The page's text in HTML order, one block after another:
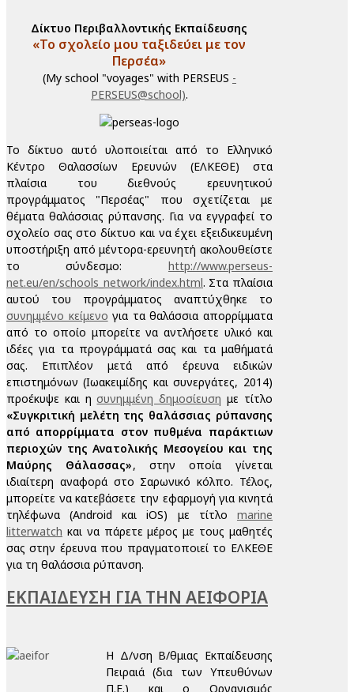
Δίκτυο Περιβαλλοντικής Εκπαίδευσης
«Το σχολείο μου ταξιδεύει με τον
Περσέα»
(My school "voyages" with PERSEUS -
PERSEUS@school).
Το δίκτυο αυτό υλοποιείται από το Ελληνικό
Κέντρο Θαλασσίων Ερευνών (ΕΛΚΕΘΕ) στα
πλαίσια του διεθνούς ερευνητικού
προγράμματος "Περσέας" που σχετίζεται με
θέματα θαλάσσιας ρύπανσης. Για να εγγραφεί το
σχολείο σας στο δίκτυο και να έχει εξειδικευμένη
υποστήριξη από μέντορα-ερευνητή ακολουθείστε
το σύνδεσμο: http://www.perseus-
net.eu/en/schools_network/index.html. Στα πλαίσια
αυτού του προγράμματος αναπτύχθηκε το
συνημμένο κείμενο για τα θαλάσσια απορρίμματα
από το οποίο μπορείτε να αντλήσετε υλικό και
ιδέες για τα προγράμματά σας και τα μαθήματά
σας. Επιπλέον μετά από έρευνα ειδικών
επιστημόνων (Ιωακειμίδης και συνεργάτες, 2014)
προέκυψε και ησυνημμένη δημοσίευση με τίτλο
«Συγκριτική μελέτη της θαλάσσιας ρύπανσης
από απορρίμματα στον πυθμένα παράκτιων
περιοχών της Ανατολικής Μεσογείου και της
Μαύρης Θάλασσας», στην οποία γίνεται
ιδιαίτερη αναφορά στο Σαρωνικό κόλπο. Τέλος,
μπορείτε να κατεβάσετε την εφαρμογή για κινητά
τηλέφωνα (Android και iOS) με τίτλο marine
litterwatch και να πάρετε μέρος με τους μαθητές
σας στην έρευνα που πραγματοποιεί το ΕΛΚΕΘΕ
για τη θαλάσσια ρύπανση.
ΕΚΠΑΙΔΕΥΣΗ ΓΙΑ ΤΗΝ ΑΕΙΦΟΡΙΑ
Η Δ/νση Β/θμιας Εκπαίδευσης
Πειραιά (δια των Υπευθύνων
Π.Ε.) και ο Οργανισμός